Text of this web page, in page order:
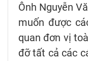
Ônh Nguyễn
muốn được
quan đơn vị
đỡ tất cả các